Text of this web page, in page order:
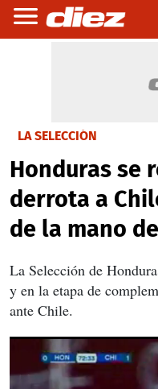
LA SELECCIÓN
Honduras se
derrota a
de la mano
La Selección de
y en la etapa de
ante Chile.